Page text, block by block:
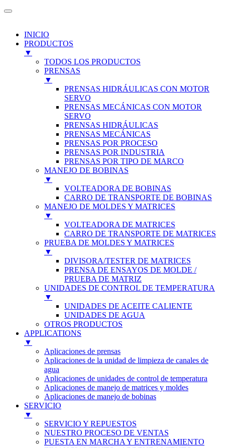
INICIO
PRODUCTOS
▼
TODOS LOS PRODUCTOS
PRENSAS
▼
PRENSAS HIDRÁULICAS CON MOTOR
SERVO
PRENSAS MECÁNICAS CON MOTOR
SERVO
PRENSAS HIDRÁULICAS
PRENSAS MECÁNICAS
PRENSAS POR PROCESO
PRENSAS POR INDUSTRIA
PRENSAS POR TIPO DE MARCO
MANEJO DE BOBINAS
▼
VOLTEADORA DE BOBINAS
CARRO DE TRANSPORTE DE BOBINAS
MANEJO DE MOLDES Y MATRICES
▼
VOLTEADORA DE MATRICES
CARRO DE TRANSPORTE DE MATRICES
PRUEBA DE MOLDES Y MATRICES
▼
DIVISORA/TESTER DE MATRICES
PRENSA DE ENSAYOS DE MOLDE /
PRUEBA DE MATRIZ
UNIDADES DE CONTROL DE TEMPERATURA
▼
UNIDADES DE ACEITE CALIENTE
UNIDADES DE AGUA
OTROS PRODUCTOS
APPLICATIONS
▼
Aplicaciones de prensas
Aplicaciones de la unidad de limpieza de canales de
agua
Aplicaciones de unidades de control de temperatura
Aplicaciones de manejo de matrices y moldes
Aplicaciones de manejo de bobinas
SERVICIO
▼
SERVICIO Y REPUESTOS
NUESTRO PROCESO DE VENTAS
PUESTA EN MARCHA Y ENTRENAMIENTO